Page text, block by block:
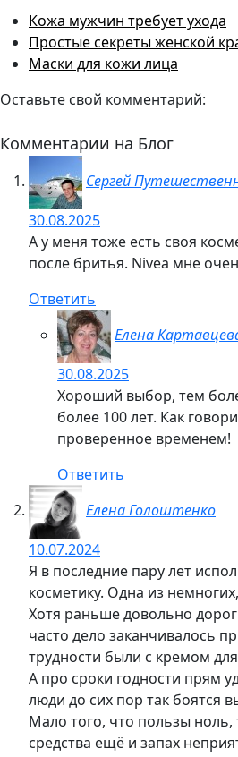
Кожа мужчин требует ухода
Простые секреты женской
Маски для кожи лица
Оставьте свой комментарий:
Комментарии на Блог
Сергей
30.08.2025
А у меня тоже есть своя
после бритья. Nivea мне
Ответить
Елена
30.08.2025
Хороший выбор, тем
более 100 лет. Как
проверенное временем!
Ответить
Елена Голоштенко
10.07.2024
Я в последние пару лет
косметику. Одна из
Хотя раньше довольно
часто дело заканчивалось
трудности были с кремом
А про сроки годности прям
люди до сих пор так боятся
Мало того, что пользы ноль,
средства ещё и запах